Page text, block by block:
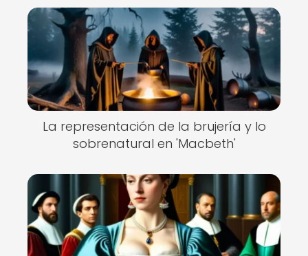
La representación de la brujería y lo
sobrenatural en 'Macbeth'